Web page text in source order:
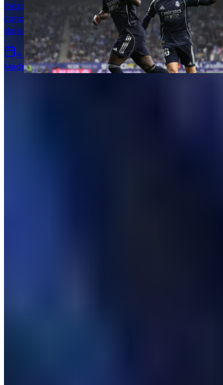
Retrouvez toutes les informations du 4 août
concernant le mercato du Real Madrid, que ce soit
dans le sens des départs ou des arrivées.
4 août 2026
Medric Bouzermane